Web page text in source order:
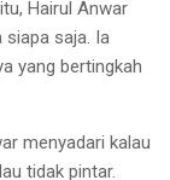
Hairul Anwar
saja. Ia
yang bertingkah
menyadari kalau
tidak pintar.